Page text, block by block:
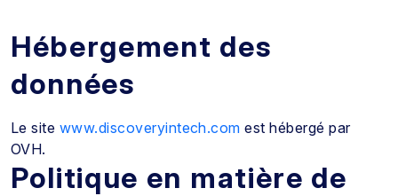
Hébergement des
données
Le site www.discoveryintech.com est hébergé par
OVH.
Politique en matière de